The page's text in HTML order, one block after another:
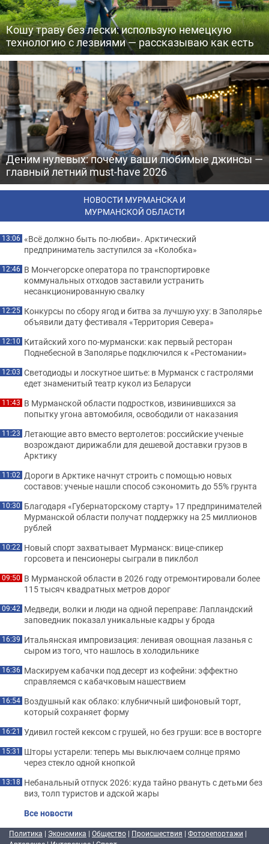
Кошу траву без лески: использую немецкую
технологию с лезвиями — рассказываю как есть
Деним нулевых: почему ваши любимые джинсы —
главный летний must-have 2026
НОВОСТИ МУРМАНСКА И
МУРМАНСКОЙ ОБЛАСТИ
13:06 «Всё должно быть по-любви». Арктический
предприниматель заступился за «Колобка»
12:46 В Мончегорске оператора по транспортировке
коммунальных отходов заставили устранить
несанкционированную свалку
12:25 Конкурсы по сбору ягод и битва за лучшую уху: в Заполярье
объявили дату фестиваля «Территория Севера»
12:10 Китайский хого по-мурмански: как первый ресторан
Поднебесной в Заполярье подключился к «Рестомании»
12:03 Светодиоды и лоскутное шитье: в Мурманск с гастролями
едет знаменитый театр кукол из Беларуси
11:43 В Мурманской области подростков, извинившихся за
попытку угона автомобиля, освободили от наказания
11:23 Летающие авто вместо вертолетов: российские ученые
возрождают дирижабли для дешевой доставки грузов в
Арктику
11:02 Дороги в Арктике начнут строить с помощью новых
составов: ученые нашли способ сэкономить до 55% грунта
10:30 Благодаря «Губернаторскому старту» 17 предпринимателей
Мурманской области получат поддержку на 25 миллионов
рублей
10:22 Новый спорт захватывает Мурманск: вице-спикер
горсовета и пенсионеры сыграли в пиклбол
09:50 В Мурманской области в 2026 году отремонтировали более
115 тысяч квадратных метров дорог
09:42 Медведи, волки и люди на одной переправе: Лапландский
заповедник показал уникальные кадры у брода
16:39 Итальянская импровизация: ленивая овощная лазанья с
сыром из того, что нашлось в холодильнике
16:36 Маскируем кабачки под десерт из кофейни: эффектно
справляемся с кабачковым нашествием
16:54 Воздушный как облако: клубничный шифоновый торт,
который сохраняет форму
16:21 Удивил гостей кексом с грушей, но без груши: все в восторге
15:31 Шторы устарели: теперь мы выключаем солнце прямо
через стекло одной кнопкой
13:18 Небанальный отпуск 2026: куда тайно рвануть с детьми без
виз, толп туристов и адской жары
Все новости
Политика | Экономика | Общество | Происшествия | Фоторепортажи |